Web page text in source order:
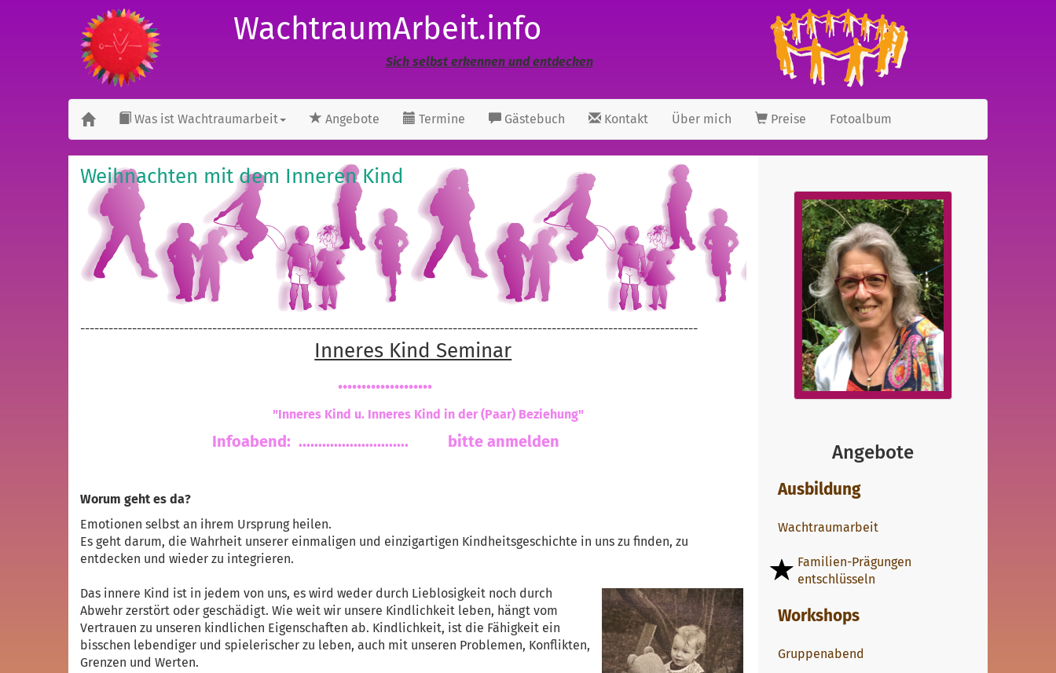
WachtraumArbeit.info
Sich selbst erkennen und entdecken
Was ist Wachtraumarbeit Angebote Termine Gästebuch Kontakt Über mich Preise Fotoalbum
Weihnachten mit dem Inneren Kind
-----------------------------------------------------------------------------------------------------------------------------------
Inneres Kind Seminar
....................
"Inneres Kind u. Inneres Kind in der (Paar) Beziehung"
Infoabend: ............................ bitte anmelden
Worum geht es da?
Emotionen selbst an ihrem Ursprung heilen.
Es geht darum, die Wahrheit unserer einmaligen und einzigartigen Kindheitsgeschichte in uns zu finden, zu
entdecken und wieder zu integrieren.
Das innere Kind ist in jedem von uns, es wird weder durch Lieblosigkeit noch durch
Abwehr zerstört oder geschädigt. Wie weit wir unsere Kindlichkeit leben, hängt vom
Vertrauen zu unseren kindlichen Eigenschaften ab. Kindlichkeit, ist die Fähigkeit ein
bisschen lebendiger und spielerischer zu leben, auch mit unseren Problemen, Konflikten,
Grenzen und Werten.
Angebote
Ausbildung
Wachtraumarbeit
Familien-Prägungen
entschlüsseln
Workshops
Gruppenabend